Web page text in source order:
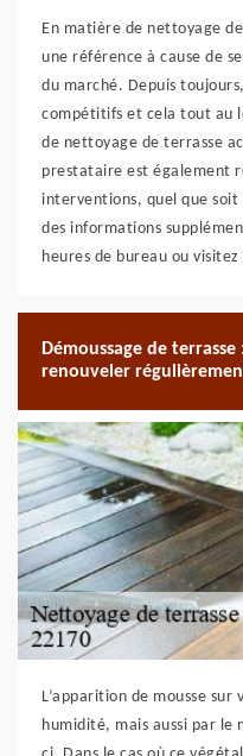
En matière de nettoyage
une référence à cause de
du marché. Depuis
compétitifs et cela tout au
de nettoyage de terrasse
prestataire est également
interventions, quel que
des informations
heures de bureau ou
Démoussage de
renouveler
L’apparition de mousse sur
humidité, mais aussi par le